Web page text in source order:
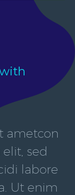
ametcon
sed
labore
Ut enim